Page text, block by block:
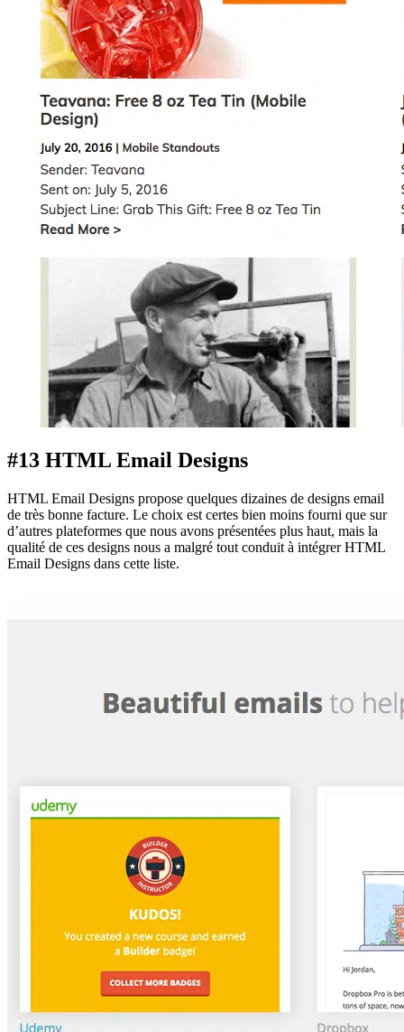
#13 HTML Email Designs
HTML Email Designs propose quelques dizaines de designs email
de très bonne facture. Le choix est certes bien moins fourni que sur
d’autres plateformes que nous avons présentées plus haut, mais la
qualité de ces designs nous a malgré tout conduit à intégrer HTML
Email Designs dans cette liste.